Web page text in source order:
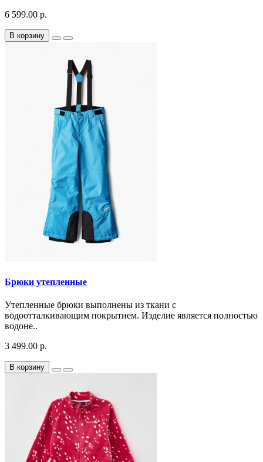
6 599.00 р.
В корзину
Брюки утепленные
Утепленные брюки выполнены из ткани с
водоотталкивающим покрытием. Изделие является полностью
водоне..
3 499.00 р.
В корзину